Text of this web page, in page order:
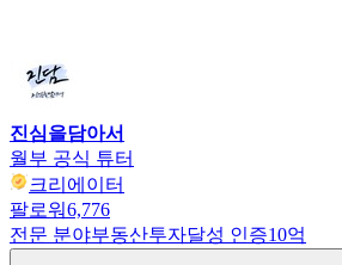
진심을담아서
월부 공식 튜터
크리에이터
팔로워6,776
전문 분야부동산투자달성 인증10억